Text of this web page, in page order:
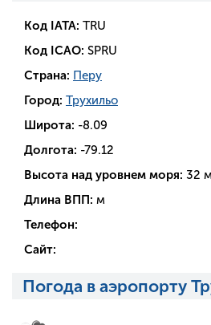
Код IATA: TRU
Код ICAO: SPRU
Страна: Перу
Город: Трухильо
Широта: -8.09
Долгота: -79.12
Высота над уровнем моря: 32 м
Длина ВПП: м
Телефон:
Сайт:
Погода в аэропорту